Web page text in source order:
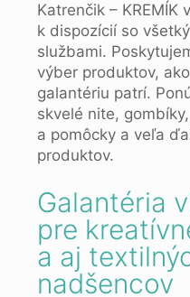
Katrenčik – KREMÍK
k dispozícií so
službami.
výber produktov,
galantériu patrí.
skvelé nite,
a pomôcky a veľa
produktov.
Galantéria
pre
a aj
nadšencov